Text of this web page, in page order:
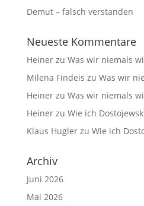
Demut – falsch verstanden
Neueste Kommentare
Heinerzu Was wir niemals
Milena Findeis zu Was wir
Heinerzu Was wir niemals
Heinerzu Wie ich
Klaus Huglerzu Wie ich
Archiv
Juni 2026
Mai 2026